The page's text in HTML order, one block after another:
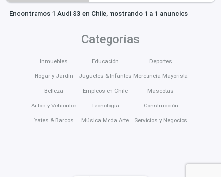
Encontramos 1 Audi S3 en Chile, mostrando 1 a 1 anuncios
Categorías
Inmuebles
Hogar y Jardín
Belleza
Autos y Vehículos
Yates & Barcos
Educación
Juguetes & Infantes
Empleos en Chile
Tecnología
Música Moda Arte
Deportes
Mercancía Mayorista
Mascotas
Construcción
Servicios y Negocios